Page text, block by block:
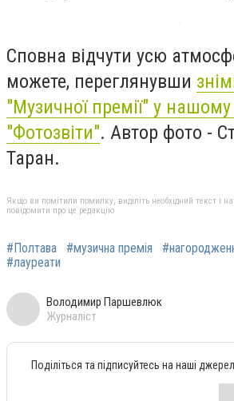
Сповна відчути усю
можете, переглянувши
"Музичної премії" у нашому
"Фотозвіти". Автор фото -
Таран.
Якщо ви помітили помилку, виділіть необхідний текст і
повідомити про це редакцію
#Полтава #музична премія
#лауреати
Володимир Паршевлюк
Журналіст
Поділіться та підписуйтесь на наші